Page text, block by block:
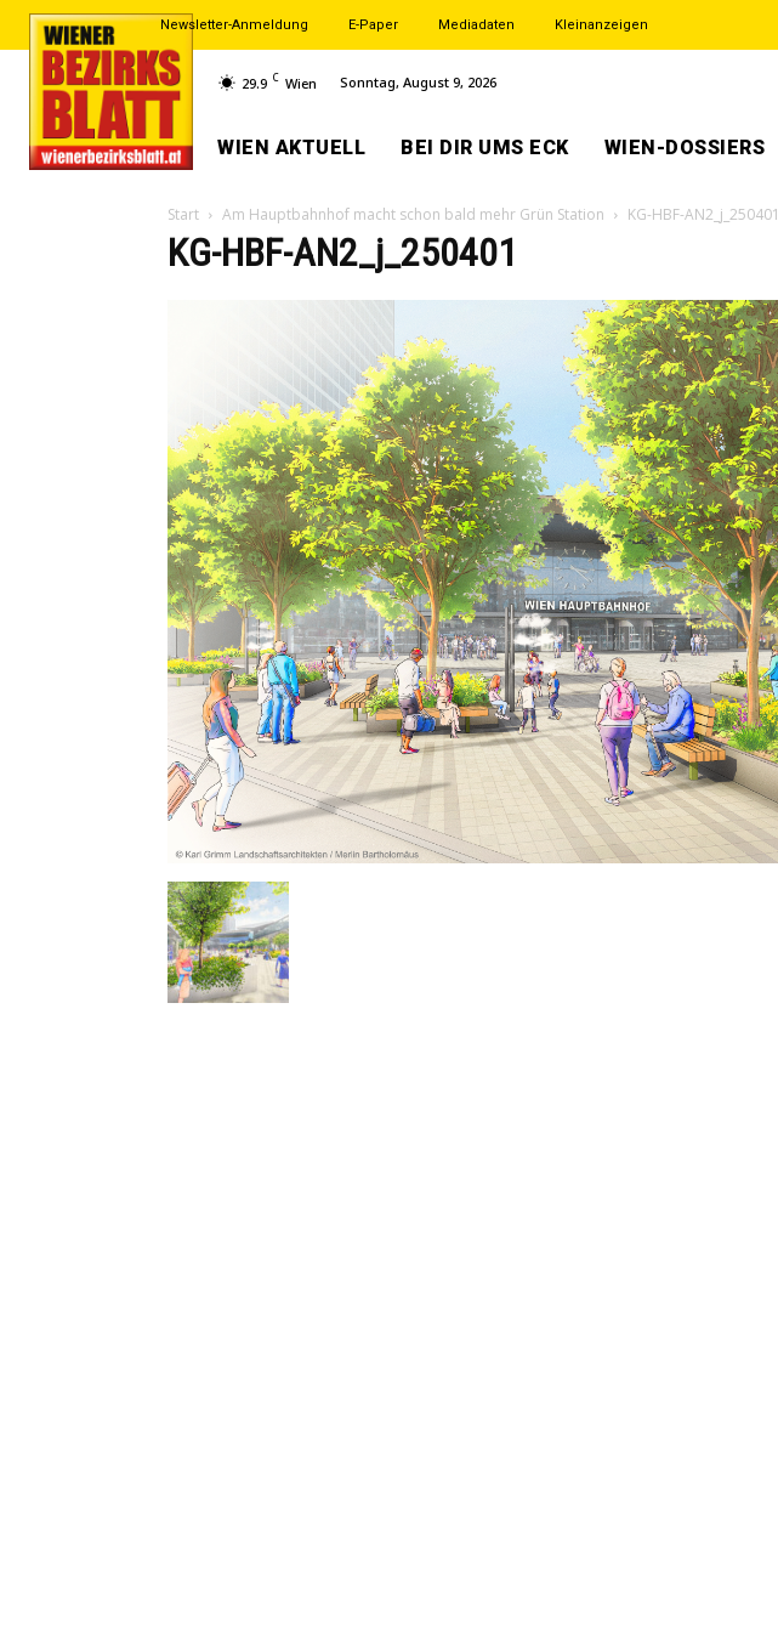
Newsletter-Anmeldung E-Paper Mediadaten Kleinanzeigen
29.9 C Wien Sonntag, August 9, 2026
WIEN AKTUELL BEI DIR UMS ECK WIEN-DOSSIERS
Start Am Hauptbahnhof macht schon bald mehr Grün Station KG-HBF-AN2_j_250401
KG-HBF-AN2_j_250401